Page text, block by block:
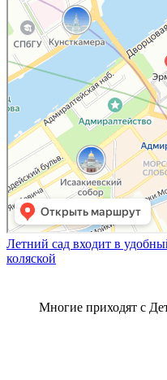
Летний сад входит в
коляской
Многие приходят с